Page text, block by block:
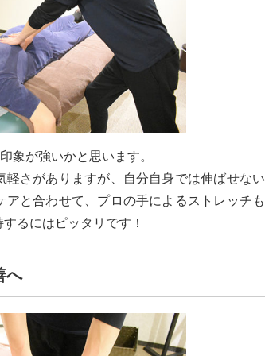
象が強いかと思います。
さがありますが、自分自身では伸ばせない
と合わせて、プロの手によるストレッチも
るにはピッタリです！
へ